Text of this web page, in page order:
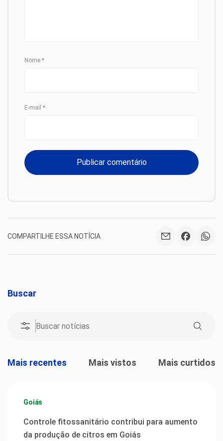
Nome *
E-mail *
COMPARTILHE ESSA NOTÍCIA
Buscar
Mais recentes Mais vistos Mais curtidos
Goiás
Controle fitossanitário contribui para aumento
da produção de citros em Goiás